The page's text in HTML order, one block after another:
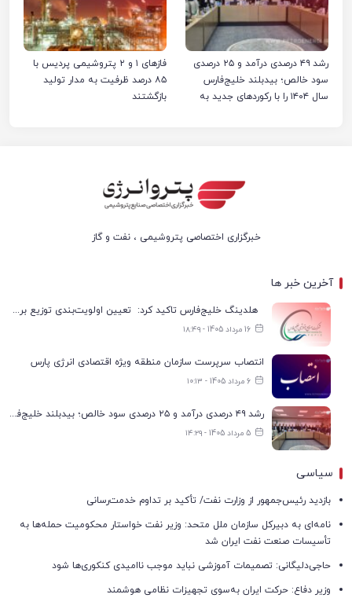
رشد ۴۹ درصدی درآمد و ۲۵ درصدی
سود خالص؛ بیدبلند خلیج‌فارس
سال ۱۴۰۴ را با رکوردهای جدید به
فازهای ۱ و ۲ پتروشیمی پردیس با
۸۵ درصد ظرفیت به مدار تولید
بازگشتند
خبرگزاری اختصاصی پتروشیمی ، نفت و گاز
آخرین خبر ها
هلدینگ خلیج‌فارس تاکید کرد: تعیین اولویت‌بندی توزیع برق پتروشیمی‌ها، صرفا با شرکت ملی صنایع پتروشیمی ایران است
16 مرداد 1405 - ۱۸:۴۹
انتصاب سرپرست سازمان منطقه ویژه اقتصادی انرژی پارس
6 مرداد 1405 - ۱۰:۱۳
رشد ۴۹ درصدی درآمد و ۲۵ درصدی سود خالص؛ بیدبلند خلیج‌فارس سال ۱۴۰۴ را با رکوردهای جدید به پایان رساند
5 مرداد 1405 - ۱۴:۲۹
سیاسی
بازدید رئیس‌جمهور از وزارت نفت/ تأکید بر تداوم خدمت‌رسانی
نامه‌ای به دبیرکل سازمان ملل متحد: وزیر نفت خواستار محکومیت حمله‌ها به
تأسیسات صنعت نفت ایران شد
حاجی‌دلیگانی: تصمیمات آموزشی نباید موجب ناامیدی کنکوری‌ها شود
وزیر دفاع: حرکت ایران به‌سوی تجهیزات نظامی هوشمند